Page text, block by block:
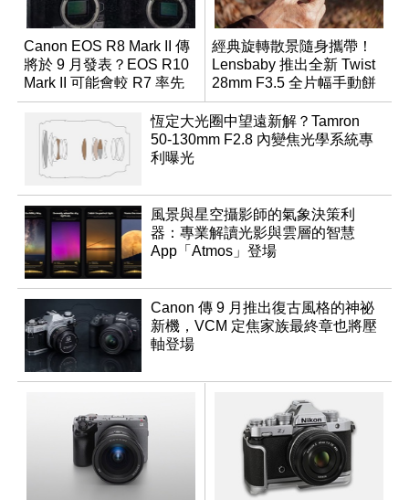
Canon EOS R8 Mark II 傳
將於 9 月發表？EOS R10
Mark II 可能會較 R7 率先
推出
經典旋轉散景隨身攜帶！
Lensbaby 推出全新 Twist
28mm F3.5 全片幅手動餅
乾鏡
恆定大光圈中望遠新解？Tamron
50-130mm F2.8 內變焦光學系統專
利曝光
風景與星空攝影師的氣象決策利
器：專業解讀光影與雲層的智慧
App「Atmos」登場
Canon 傳 9 月推出復古風格的神祕
新機，VCM 定焦家族最終章也將壓
軸登場